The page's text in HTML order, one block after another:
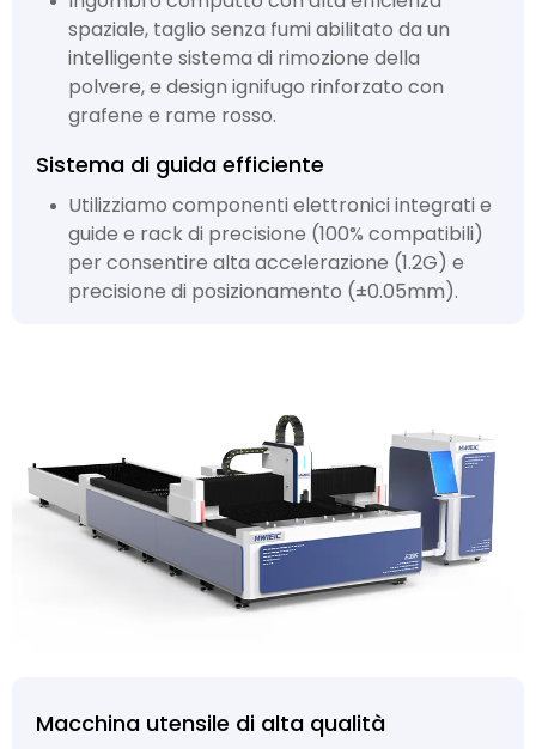
spaziale, taglio senza fumi abilitato da un
intelligente sistema di rimozione della
polvere, e design ignifugo rinforzato con
grafene e rame rosso.
Sistema di guida efficiente
Utilizziamo componenti elettronici integrati e
guide e rack di precisione (100% compatibili)
per consentire alta accelerazione (1.2G) e
precisione di posizionamento (±0.05mm).
Macchina utensile di alta qualità